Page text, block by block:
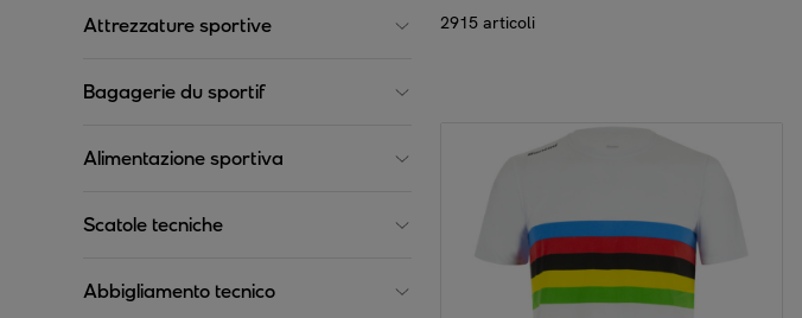
Attrezzature sportive
Bagagerie du sportif
Alimentazione sportiva
Scatole tecniche
Abbigliamento tecnico
2915 articoli